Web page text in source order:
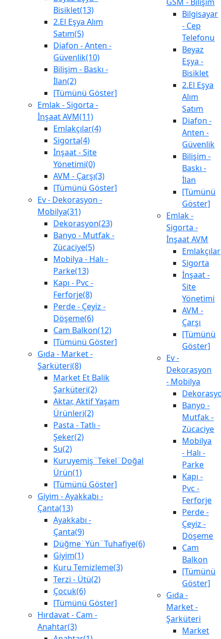
Bisiklet(13)
2.El Eşya Alım
Satım(5)
Diafon - Anten -
Güvenlik(10)
Bilişim - Baskı -
İlan(2)
[Tümünü Göster]
Emlak - Sigorta -
İnşaat AVM(11)
Emlakçılar(4)
Sigorta(4)
İnşaat - Site
Yönetimi(0)
AVM - Çarşı(3)
[Tümünü Göster]
Ev - Dekorasyon -
Mobilya(31)
Dekorasyon(23)
Banyo - Mutfak -
Zücaciye(5)
Mobilya - Halı -
Parke(13)
Kapı - Pvc -
Ferforje(8)
Perde - Çeyiz -
Döşeme(6)
Cam Balkon(12)
[Tümünü Göster]
Gıda - Market -
Şarküteri(8)
Market Et Balik
Şarküteri(2)
Aktar, Aktif Yaşam
Ürünleri(2)
Pasta - Tatlı -
Şeker(2)
Su(2)
Kuruyemiş¨Tekel¨Doğal
Ürün(1)
[Tümünü Göster]
Giyim - Ayakkabı -
Çanta(13)
Ayakkabı -
Çanta(9)
Düğme¨Yün¨Tuhafiye(6)
Giyim(1)
Kuru Temizleme(3)
Terzi - Ütü(2)
Çocuk(6)
[Tümünü Göster]
Hırdavat - Cam -
Anahtar(3)
Bilgisayar
- Cep
Telefonu
Beyaz
Eşya -
Bisiklet
2.El Eşya
Alım
Satım
Diafon -
Anten -
Güvenlik
Bilişim -
Baskı -
İlan
[Tümünü
Göster]
Emlak -
Sigorta -
İnşaat AVM
Emlakçılar
Sigorta
İnşaat -
Site
Yönetimi
AVM -
Çarşı
[Tümünü
Göster]
Ev -
Dekorasyon
- Mobilya
Banyo -
Mutfak -
Zücaciye
Mobilya
- Halı -
Parke
Kapı -
Pvc -
Ferforje
Perde -
Çeyiz -
Döşeme
Cam
Balkon
[Tümünü
Göster]
Gıda -
Market -
Şarküteri
Market